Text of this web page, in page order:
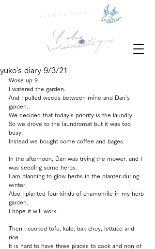
liberation
yuko's diary 9/3/21
Woke up 9.
I watered the garden.
And I pulled weeds between mine and Dan’s
garden.
We decided that today’s priority is the laundry.
So we drove to the laundromat but it was too
busy.
Instead we bought some coffee and bages.
In the afternoon, Dan was trying the mower, and I
was seeding some herbs.
I am planning to glow herbs in the planter during
winter.
Also I planted four kinds of chamomile in my herb
garden.
I hope it will work.
Then I cooked tofu, kale, bak choy, lettuce and
rice.
It is hard to have three places to cook and non of